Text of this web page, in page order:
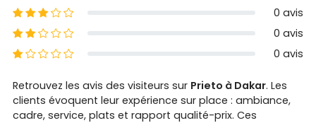
3 étoiles
0 avis
2 étoiles
0 avis
1 étoiles
0 avis
Retrouvez les avis des visiteurs sur Prieto à Dakar. Les
clients évoquent leur expérience sur place : ambiance,
cadre, service, plats et rapport qualité-prix. Ces